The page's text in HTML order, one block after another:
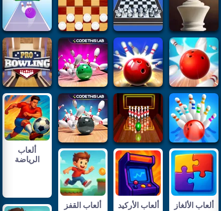
ألعاب
الرياضة
ألعاب الألغاز ألعاب الأركيد ألعاب القفز